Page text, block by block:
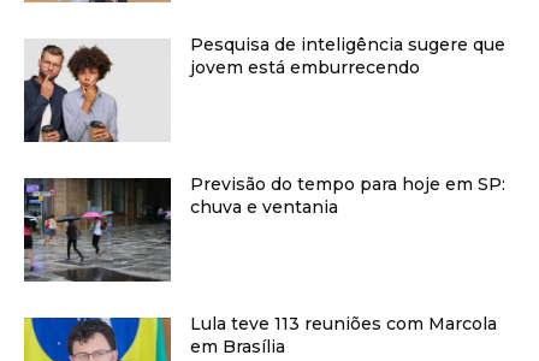
Pesquisa de inteligência sugere que
jovem está emburrecendo
Previsão do tempo para hoje em SP:
chuva e ventania
Lula teve 113 reuniões com Marcola
em Brasília